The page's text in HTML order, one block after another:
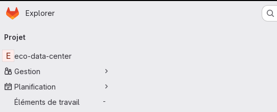
Passer au contenu principal
Page d'accueil
Explorer
principale
Projet
E eco-data-center
Gestion
Planification
Éléments de travail
-